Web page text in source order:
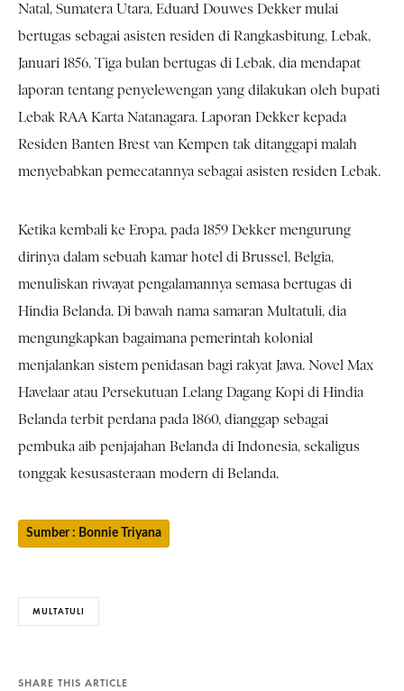
Natal, Sumatera Utara, Eduard Douwes Dekker mulai
bertugas sebagai asisten residen di Rangkasbitung, Lebak,
Januari 1856. Tiga bulan bertugas di Lebak, dia mendapat
laporan tentang penyelewengan yang dilakukan oleh bupati
Lebak RAA Karta Natanagara. Laporan Dekker kepada
Residen Banten Brest van Kempen tak ditanggapi malah
menyebabkan pemecatannya sebagai asisten residen Lebak.
Ketika kembali ke Eropa, pada 1859 Dekker mengurung
dirinya dalam sebuah kamar hotel di Brussel, Belgia,
menuliskan riwayat pengalamannya semasa bertugas di
Hindia Belanda. Di bawah nama samaran Multatuli, dia
mengungkapkan bagaimana pemerintah kolonial
menjalankan sistem penidasan bagi rakyat Jawa. Novel Max
Havelaar atau Persekutuan Lelang Dagang Kopi di Hindia
Belanda terbit perdana pada 1860, dianggap sebagai
pembuka aib penjajahan Belanda di Indonesia, sekaligus
tonggak kesusasteraan modern di Belanda.
Sumber : Bonnie Triyana
MULTATULI
SHARE THIS ARTICLE